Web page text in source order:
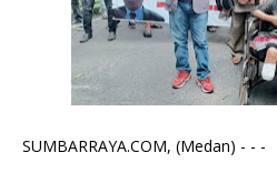
SUMBARRAYA.COM, (Medan) - - -